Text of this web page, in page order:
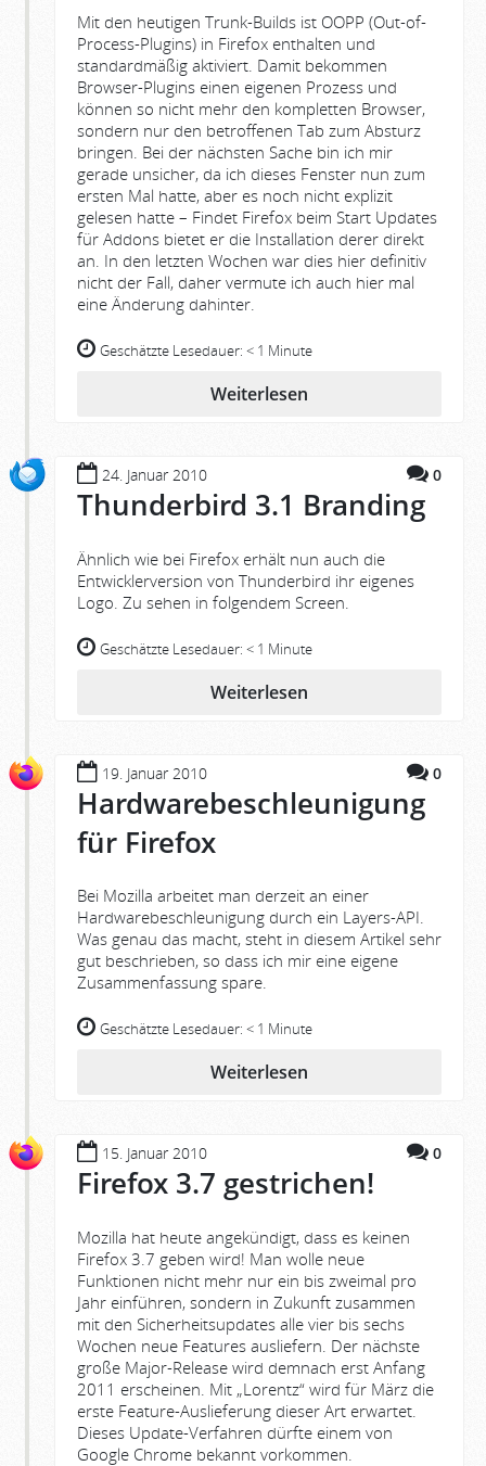
Mit den heutigen Trunk-Builds ist OOPP (Out-of-
Process-Plugins) in Firefox enthalten und
standardmäßig aktiviert. Damit bekommen
Browser-Plugins einen eigenen Prozess und
können so nicht mehr den kompletten Browser,
sondern nur den betroffenen Tab zum Absturz
bringen. Bei der nächsten Sache bin ich mir
gerade unsicher, da ich dieses Fenster nun zum
ersten Mal hatte, aber es noch nicht explizit
gelesen hatte – Findet Firefox beim Start Updates
für Addons bietet er die Installation derer direkt
an. In den letzten Wochen war dies hier definitiv
nicht der Fall, daher vermute ich auch hier mal
eine Änderung dahinter.
Geschätzte Lesedauer: < 1 Minute
Weiterlesen
24. Januar 2010 0
Thunderbird 3.1 Branding
Ähnlich wie bei Firefox erhält nun auch die
Entwicklerversion von Thunderbird ihr eigenes
Logo. Zu sehen in folgendem Screen.
Geschätzte Lesedauer: < 1 Minute
Weiterlesen
19. Januar 2010 0
Hardwarebeschleunigung
für Firefox
Bei Mozilla arbeitet man derzeit an einer
Hardwarebeschleunigung durch ein Layers-API.
Was genau das macht, steht in diesem Artikel sehr
gut beschrieben, so dass ich mir eine eigene
Zusammenfassung spare.
Geschätzte Lesedauer: < 1 Minute
Weiterlesen
15. Januar 2010 0
Firefox 3.7 gestrichen!
Mozilla hat heute angekündigt, dass es keinen
Firefox 3.7 geben wird! Man wolle neue
Funktionen nicht mehr nur ein bis zweimal pro
Jahr einführen, sondern in Zukunft zusammen
mit den Sicherheitsupdates alle vier bis sechs
Wochen neue Features ausliefern. Der nächste
große Major-Release wird demnach erst Anfang
2011 erscheinen. Mit „Lorentz“ wird für März die
erste Feature-Auslieferung dieser Art erwartet.
Dieses Update-Verfahren dürfte einem von
Google Chrome bekannt vorkommen.